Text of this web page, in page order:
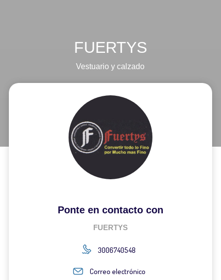
FUERTYS
Vestuario y calzado
Ponte en contacto con
FUERTYS
3006740548
Correo electrónico